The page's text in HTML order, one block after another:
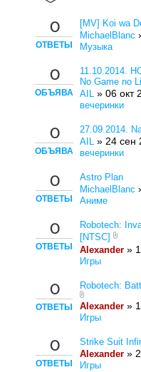
0
ОТВЕТЫ
[MV] Koi wa
MichaelBlanc
Музыка
0
ОБЪЯВА
11.10.2014.
No Game no
AIL » 06 окт
вечеринки
0
ОБЪЯВА
27.09.2014.
AIL » 24 сен
вечеринки
0
ОТВЕТЫ
Astro Plan
MichaelBlanc
Аниме
0
ОТВЕТЫ
Robotech:
[NTSC]
Alexander »
Игры
0
ОТВЕТЫ
Robotech:
Alexander »
Игры
0
ОТВЕТЫ
Strike Suit
Alexander »
Игры